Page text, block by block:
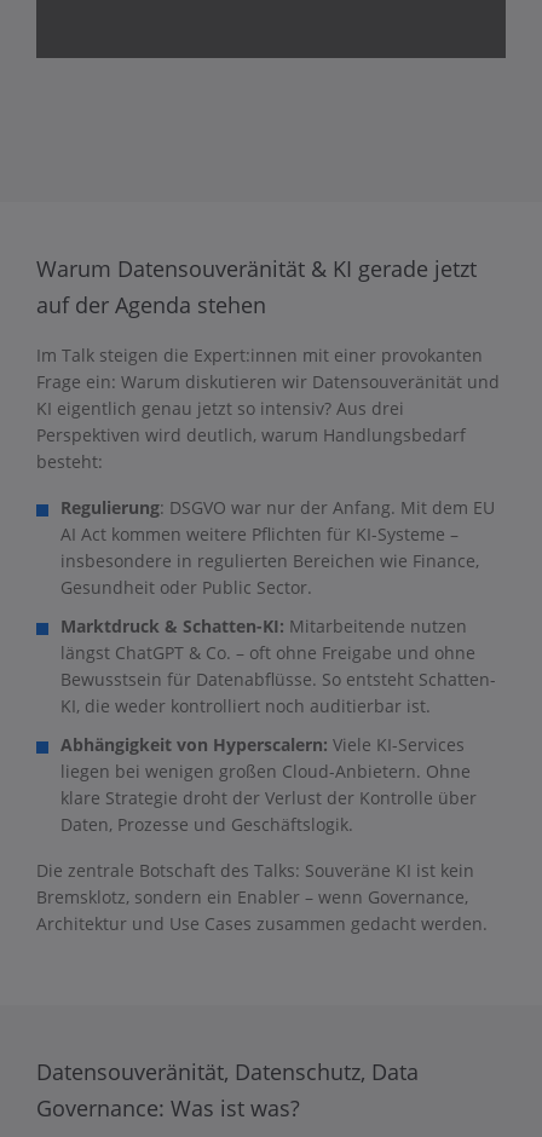
Warum Datensouveränität & KI gerade jetzt
auf der Agenda stehen
Im Talk steigen die Expert:innen mit einer provokanten
Frage ein: Warum diskutieren wir Datensouveränität und
KI eigentlich genau jetzt so intensiv? Aus drei
Perspektiven wird deutlich, warum Handlungsbedarf
besteht:
Regulierung: DSGVO war nur der Anfang. Mit dem EU
AI Act kommen weitere Pflichten für KI-Systeme –
insbesondere in regulierten Bereichen wie Finance,
Gesundheit oder Public Sector.
Marktdruck & Schatten-KI: Mitarbeitende nutzen
längst ChatGPT & Co. – oft ohne Freigabe und ohne
Bewusstsein für Datenabflüsse. So entsteht Schatten-
KI, die weder kontrolliert noch auditierbar ist.
Abhängigkeit von Hyperscalern: Viele KI-Services
liegen bei wenigen großen Cloud-Anbietern. Ohne
klare Strategie droht der Verlust der Kontrolle über
Daten, Prozesse und Geschäftslogik.
Die zentrale Botschaft des Talks: Souveräne KI ist kein
Bremsklotz, sondern ein Enabler – wenn Governance,
Architektur und Use Cases zusammen gedacht werden.
Datensouveränität, Datenschutz, Data
Governance: Was ist was?